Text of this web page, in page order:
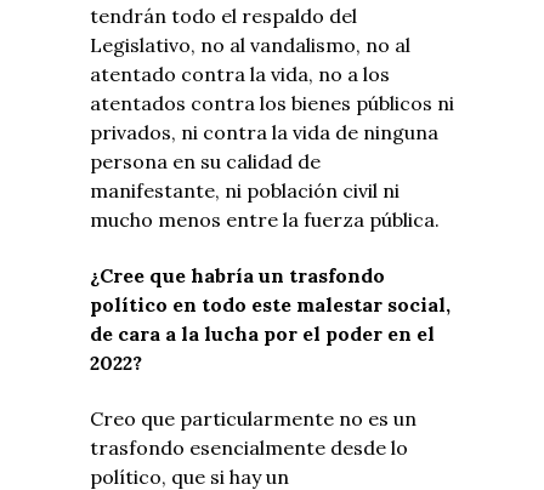
tendrán todo el respaldo del
Legislativo, no al vandalismo, no al
atentado contra la vida, no a los
atentados contra los bienes públicos ni
privados, ni contra la vida de ninguna
persona en su calidad de
manifestante, ni población civil ni
mucho menos entre la fuerza pública.
¿Cree que habría un trasfondo
político en todo este malestar social,
de cara a la lucha por el poder en el
2022?
Creo que particularmente no es un
trasfondo esencialmente desde lo
político, que si hay un